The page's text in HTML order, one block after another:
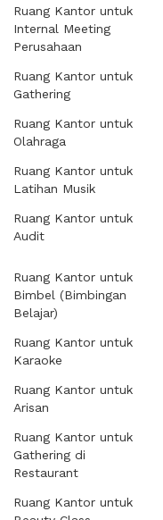
Ruang Kantor untuk
Internal Meeting
Perusahaan
Ruang Kantor untuk
Gathering
Ruang Kantor untuk
Olahraga
Ruang Kantor untuk
Latihan Musik
Ruang Kantor untuk
Audit
Ruang Kantor untuk
Bimbel (Bimbingan
Belajar)
Ruang Kantor untuk
Karaoke
Ruang Kantor untuk
Arisan
Ruang Kantor untuk
Gathering di
Restaurant
Ruang Kantor untuk